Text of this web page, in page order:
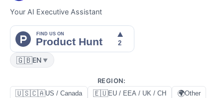
Your AI Executive Assistant
🇬🇧EN ▼
REGION:
🇺🇸🇨🇦US / Canada 🇪🇺EU / EEA / UK / CH 🌍Other